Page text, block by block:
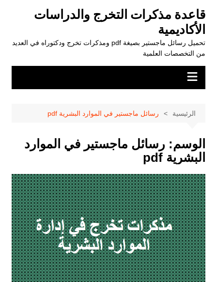
المحتوى
قاعدة مذكرات التخرج والدراسات
الأكاديمية
تحميل رسائل ماجستير بصيغة pdf ومذكرات تخرج ودكتوراه في العديد
من التخصصات العلمية
الرئيسية رسائل ماجستير في الموارد البشرية pdf
الوسم: رسائل ماجستير في الموارد
البشرية pdf